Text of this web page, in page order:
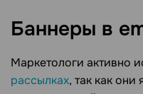
Баннеры в
Маркетологи активно
рассылках, так как они